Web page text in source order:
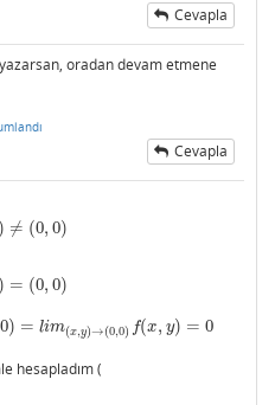
Cevapla
oradan devam etmene
Cevapla
≠ (0, 0)
= (0, 0)
0) = lim(x,y)→(0,0) f(x, y) = 0
)=li m( x,y)→(0,0)f(x,y =0
hesapladım (